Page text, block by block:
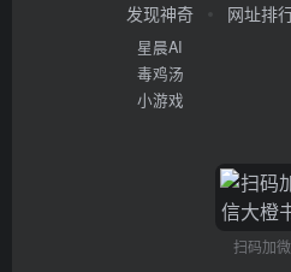
发现神奇
星晨AI
毒鸡汤
小游戏
网址排
扫码加